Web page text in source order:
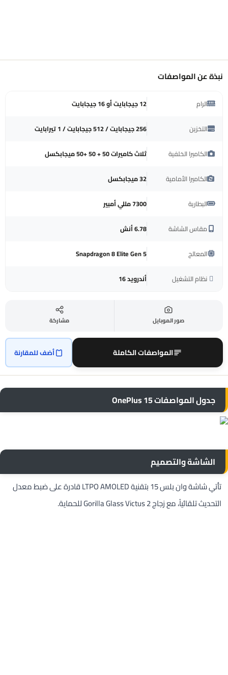
نبذة عن المواصفات
الرام 12 جيجابايت أو 16 جيجابايت
التخزين 256 جيجابايت / 512 جيجابايت / 1 تيرابايت
الكاميرا الخلفية ثلاث كاميرات 50 + 50 +50 ميجابكسل
الكاميرا الأمامية 32 ميجابكسل
البطارية 7300 مللي أمبير
مقاس الشاشة 6.78 أنش
المعالج Snapdragon 8 Elite Gen 5
نظام التشغيل أندرويد 16
صور الموبايل مشاركة
المواصفات الكاملة أضف للمقارنة
جدول المواصفات OnePlus 15
الشاشة والتصميم
تأتي شاشة وان بلس 15 بتقنية LTPO AMOLED قادرة على ضبط معدل
التحديث تلقائياً، مع زجاج Gorilla Glass Victus 2 للحماية.